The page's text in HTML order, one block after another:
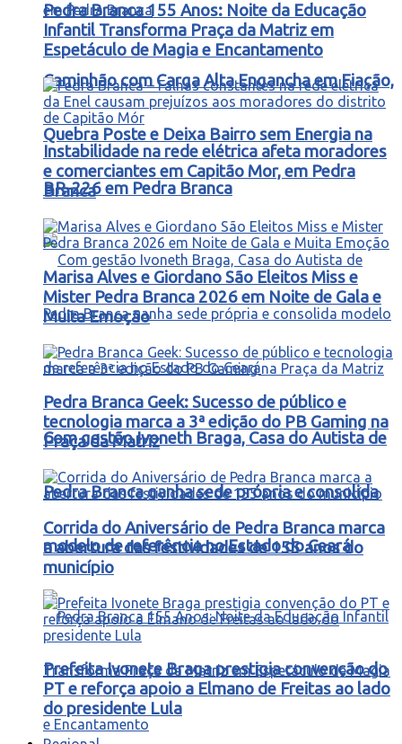
Caminhão com Carga Alta Engancha em Fiação,
Quebra Poste e Deixa Bairro sem Energia na
BR-226 em Pedra Branca
Com gestão Ivoneth Braga, Casa do Autista de
Pedra Branca ganha sede própria e consolida
modelo de referência no Estado do Ceará
Pedra Branca 155 Anos: Noite da Educação
Infantil Transforma Praça da Matriz em
Espetáculo de Magia e Encantamento
Instabilidade na rede elétrica afeta moradores
e comerciantes em Capitão Mor, em Pedra
Branca
Marisa Alves e Giordano São Eleitos Miss e
Mister Pedra Branca 2026 em Noite de Gala e
Muita Emoção
Pedra Branca Geek: Sucesso de público e
tecnologia marca a 3ª edição do PB Gaming na
Praça da Matriz
Corrida do Aniversário de Pedra Branca marca
a abertura das festividades de 155 anos do
município
Prefeita Ivonete Braga prestigia convenção do
PT e reforça apoio a Elmano de Freitas ao lado
do presidente Lula